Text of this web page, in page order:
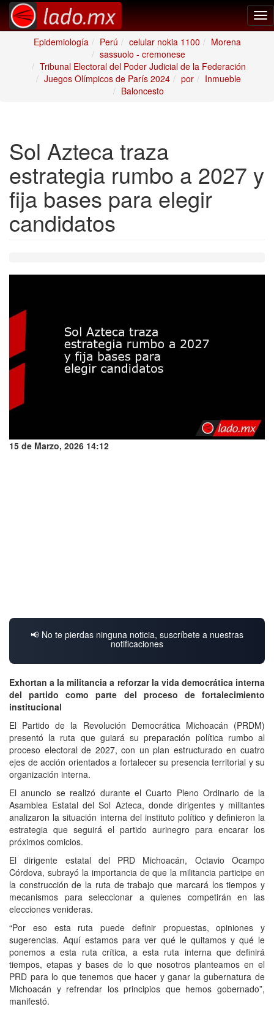
Epidemiología
Perú celular nokia 1100
Morena
sassuolo - cremonese
Tribunal Electoral del Poder Judicial de la Federación
Juegos Olímpicos de París 2024
por
Inmueble
Baloncesto
Sol Azteca traza
estrategia rumbo a 2027 y
fija bases para elegir
candidatos
15 de Marzo, 2026 14:12
📢 No te pierdas ninguna noticia, suscríbete a nuestras
notificaciones
Exhortan a la militancia a reforzar la vida democrática interna
del partido como parte del proceso de fortalecimiento
institucional
El Partido de la Revolución Democrática Michoacán (PRDM)
presentó la ruta que guiará su preparación política rumbo al
proceso electoral de 2027, con un plan estructurado en cuatro
ejes de acción orientados a fortalecer su presencia territorial y su
organización interna.
El anuncio se realizó durante el Cuarto Pleno Ordinario de la
Asamblea Estatal del Sol Azteca, donde dirigentes y militantes
analizaron la situación interna del instituto político y definieron la
estrategia que seguirá el partido aurinegro para encarar los
próximos comicios.
El dirigente estatal del PRD Michoacán, Octavio Ocampo
Córdova, subrayó la importancia de que la militancia participe en
la construcción de la ruta de trabajo que marcará los tiempos y
mecanismos para seleccionar a quienes competirán en las
elecciones venideras.
“Por eso esta ruta puede definir propuestas, opiniones y
sugerencias. Aquí estamos para ver qué le quitamos y qué le
ponemos a esta ruta crítica, a esta ruta interna que definirá
tiempos, etapas y bases de lo que nosotros planteamos en el
PRD para lo que tenemos que hacer y ganar la gubernatura de
Michoacán y refrendar los principios que hemos gobernado”,
manifestó.